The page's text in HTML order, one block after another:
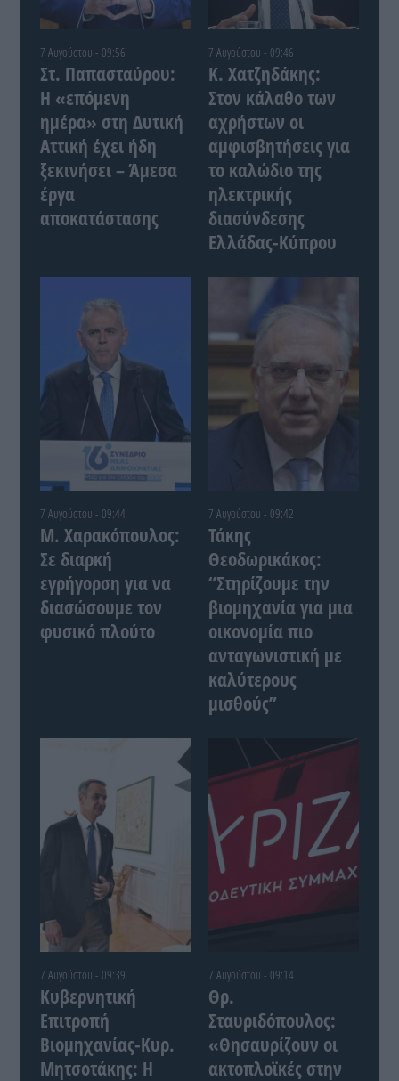
7 Αυγούστου - 09:56
Στ. Παπασταύρου:
Η «επόμενη
ημέρα» στη Δυτική
Αττική έχει ήδη
ξεκινήσει – Άμεσα
έργα
αποκατάστασης
7 Αυγούστου - 09:46
Κ. Χατζηδάκης:
Στον κάλαθο των
αχρήστων οι
αμφισβητήσεις για
το καλώδιο της
ηλεκτρικής
διασύνδεσης
Ελλάδας-Κύπρου
7 Αυγούστου - 09:44
Μ. Χαρακόπουλος:
Σε διαρκή
εγρήγορση για να
διασώσουμε τον
φυσικό πλούτο
7 Αυγούστου - 09:42
Τάκης
Θεοδωρικάκος:
“Στηρίζουμε την
βιομηχανία για μια
οικονομία πιο
ανταγωνιστική με
καλύτερους
μισθούς”
7 Αυγούστου - 09:39
Κυβερνητική
Επιτροπή
Βιομηχανίας-Κυρ.
Μητσοτάκης: Η
7 Αυγούστου - 09:14
Θρ.
Σταυριδόπουλος:
«Θησαυρίζουν οι
ακτοπλοϊκές στην